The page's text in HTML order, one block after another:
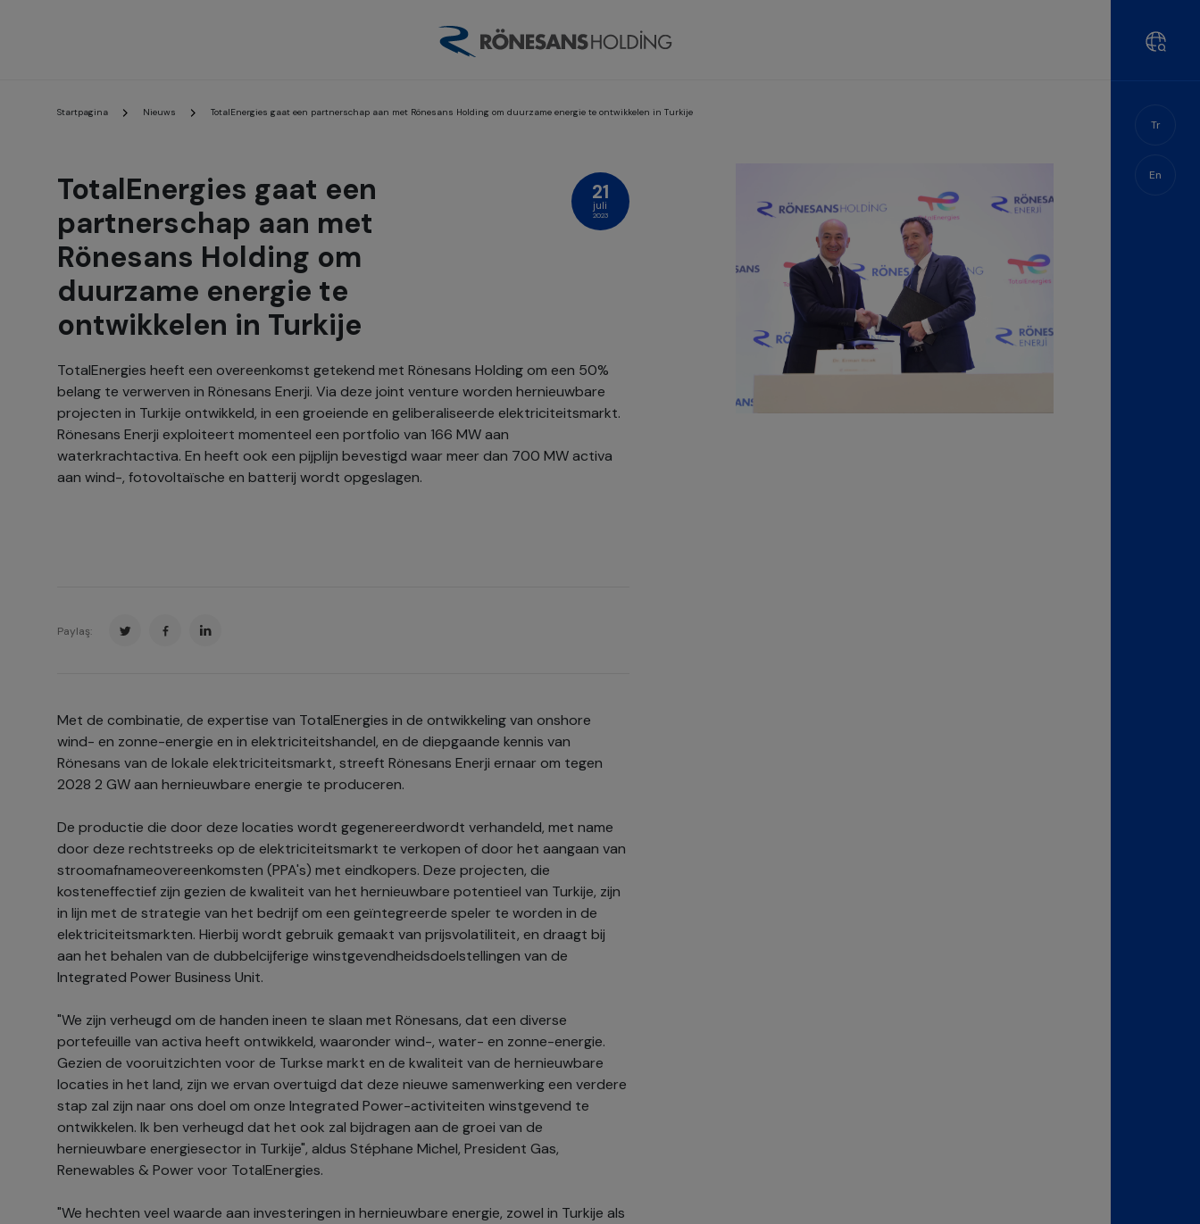
Tr
En
Startpagina Nieuws TotalEnergies gaat een partnerschap aan met Rönesans Holding om duurzame energie te ontwikkelen in Turkije
TotalEnergies gaat een
partnerschap aan met
Rönesans Holding om
duurzame energie te
ontwikkelen in Turkije
21
juli
2023
TotalEnergies heeft een overeenkomst getekend met Rönesans Holding om een ​​50%
belang te verwerven in Rönesans Enerji. Via deze joint venture worden hernieuwbare
projecten in Turkije ontwikkeld, in een groeiende en geliberaliseerde elektriciteitsmarkt.
Rönesans Enerji exploiteert momenteel een portfolio van 166 MW aan
waterkrachtactiva. En heeft ook een pijplijn bevestigd waar meer dan 700 MW activa
aan wind-, fotovoltaïsche en batterij wordt opgeslagen.
Paylaş:
Met de combinatie, de expertise van TotalEnergies in de ontwikkeling van onshore
wind- en zonne-energie en in elektriciteitshandel, en de diepgaande kennis van
Rönesans van de lokale elektriciteitsmarkt, streeft Rönesans Enerji ernaar om tegen
2028 2 GW aan hernieuwbare energie te produceren.
De productie die door deze locaties wordt gegenereerdwordt verhandeld, met name
door deze rechtstreeks op de elektriciteitsmarkt te verkopen of door het aangaan van
stroomafnameovereenkomsten (PPA's) met eindkopers. Deze projecten, die
kosteneffectief zijn gezien de kwaliteit van het hernieuwbare potentieel van Turkije, zijn
in lijn met de strategie van het bedrijf om een geïntegreerde speler te worden in de
elektriciteitsmarkten. Hierbij wordt gebruik gemaakt van prijsvolatiliteit, en draagt bij
aan het behalen van de dubbelcijferige winstgevendheidsdoelstellingen van de
Integrated Power Business Unit.
"We zijn verheugd om de handen ineen te slaan met Rönesans, dat een diverse
portefeuille van activa heeft ontwikkeld, waaronder wind-, water- en zonne-energie.
Gezien de vooruitzichten voor de Turkse markt en de kwaliteit van de hernieuwbare
locaties in het land, zijn we ervan overtuigd dat deze nieuwe samenwerking een verdere
stap zal zijn naar ons doel om onze Integrated Power-activiteiten winstgevend te
ontwikkelen. Ik ben verheugd dat het ook zal bijdragen aan de groei van de
hernieuwbare energiesector in Turkije", aldus Stéphane Michel, President Gas,
Renewables & Power voor TotalEnergies.
"We hechten veel waarde aan investeringen in hernieuwbare energie, zowel in Turkije als